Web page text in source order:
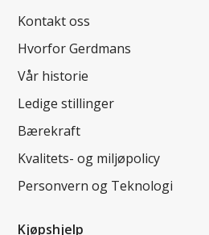
Kontakt oss
Hvorfor Gerdmans
Vår historie
Ledige stillinger
Bærekraft
Kvalitets- og miljøpolicy
Personvern og Teknologi
Kjøpshjelp